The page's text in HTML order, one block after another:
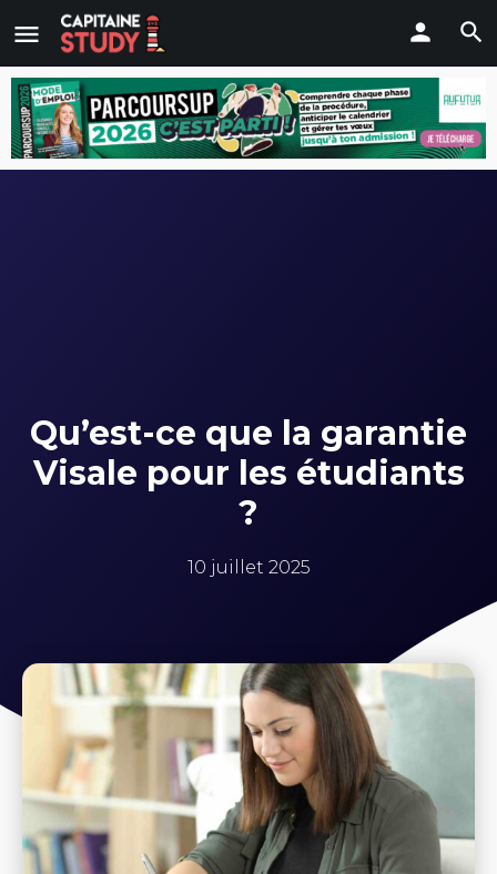
Qu’est-ce que la garantie
Visale pour les étudiants
?
10 juillet 2025